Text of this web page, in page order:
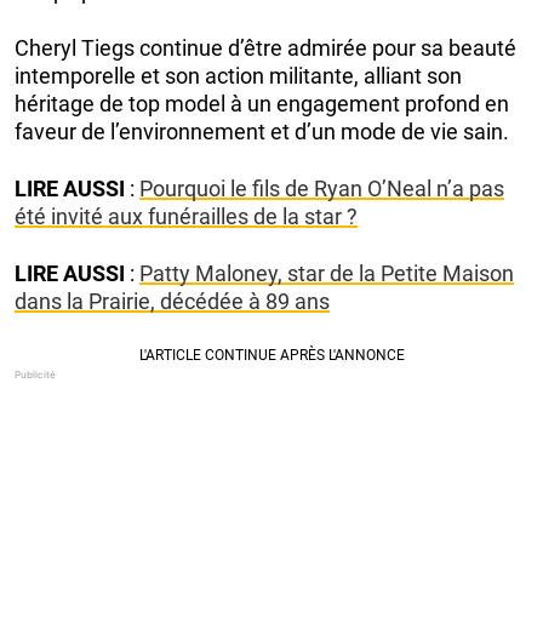
Cheryl Tiegs continue d’être admirée pour sa beauté
intemporelle et son action militante, alliant son
héritage de top model à un engagement profond en
faveur de l’environnement et d’un mode de vie sain.
LIRE AUSSI : Pourquoi le fils de Ryan O’Neal n’a pas
été invité aux funérailles de la star ?
LIRE AUSSI : Patty Maloney, star de la Petite Maison
dans la Prairie, décédée à 89 ans